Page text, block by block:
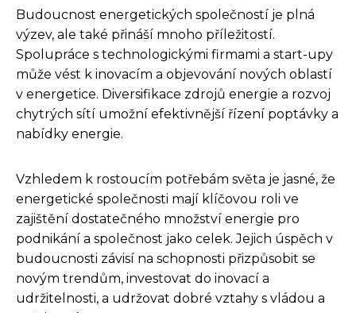
Budoucnost energetických společností je plná
výzev, ale také přináší mnoho příležitostí.
Spolupráce s technologickými firmami a start-upy
může vést k inovacím a objevování nových oblastí
v energetice. Diversifikace zdrojů energie a rozvoj
chytrých sítí umožní efektivnější řízení poptávky a
nabídky energie.
Vzhledem k rostoucím potřebám světa je jasné, že
energetické společnosti mají klíčovou roli ve
zajištění dostatečného množství energie pro
podnikání a společnost jako celek. Jejich úspěch v
budoucnosti závisí na schopnosti přizpůsobit se
novým trendům, investovat do inovací a
udržitelnosti, a udržovat dobré vztahy s vládou a